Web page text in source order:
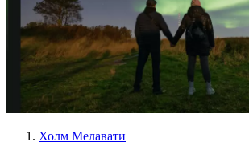
Холм Мелавати